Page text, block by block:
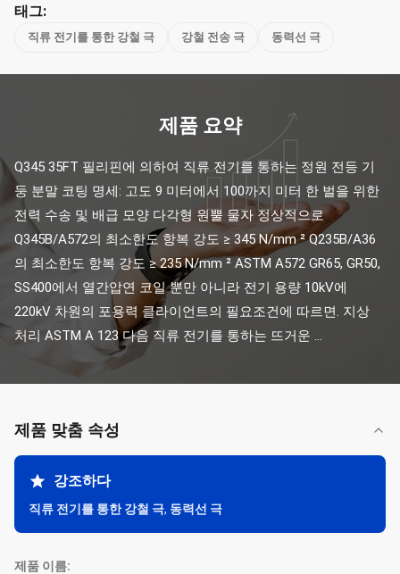
태그:
직류 전기를 통한 강철 극 강철 전송 극 동력선 극
제품 요약
Q345 35FT 필리핀에 의하여 직류 전기를 통하는 정원 전등 기
둥 분말 코팅 명세: 고도 9 미터에서 100까지 미터 한 벌을 위한
전력 수송 및 배급 모양 다각형 원뿔 물자 정상적으로
Q345B/A572의 최소한도 항복 강도 ≥ 345 N/mm ² Q235B/A36
의 최소한도 항복 강도 ≥ 235 N/mm ² ASTM A572 GR65, GR50,
SS400에서 열간압연 코일 뿐만 아니라 전기 용량 10kV에
220kV 차원의 포용력 클라이언트의 필요조건에 따르면. 지상
처리 ASTM A 123 다음 직류 전기를 통하는 뜨거운 ...
제품 맞춤 속성
강조하다
직류 전기를 통한 강철 극, 동력선 극
제품 이름: